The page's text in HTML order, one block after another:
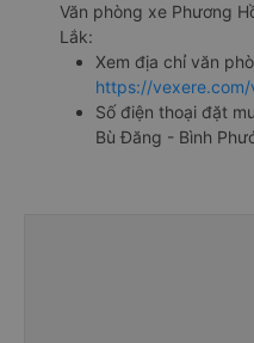
Văn phòng xe Phương
Lắk:
Xem địa chỉ văn
https://
Số điện thoại đặt
Bù Đăng - Bình